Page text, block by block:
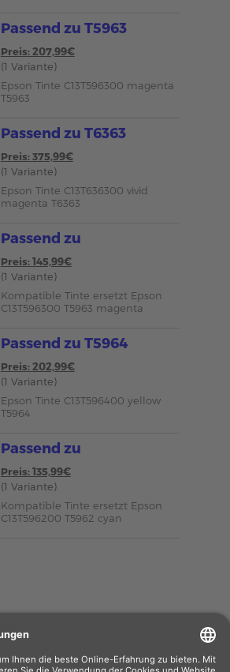
Passend zu T5963
Preis: 207,99€
(1 Variante)
Epson Tinte C13T596300 magenta
T5963
Passend zu T6363
Preis: 375,99€
(1 Variante)
Epson Tinte C13T636300 vivid
magenta T6363
Passend zu
Preis: 145,99€
(1 Variante)
Kompatible Tinte ersetzt Epson
C13T596300 T5963 magenta
Passend zu T5964
Preis: 202,99€
(1 Variante)
Epson Tinte C13T596400 yellow
T5964
Passend zu
Preis: 135,99€
(1 Variante)
Kompatible Tinte ersetzt Epson
C13T596200 T5962 cyan